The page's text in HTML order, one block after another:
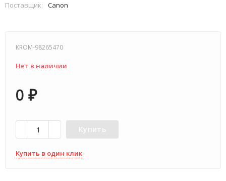
Поставщик:
Canon
KROM-98265470
Нет в наличии
0 ₽
Купить
Купить в один клик